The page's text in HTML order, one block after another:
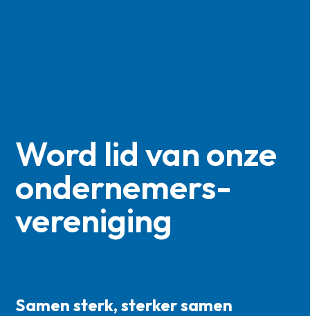
Word lid van onze
ondernemers­
vereniging
Samen sterk, sterker samen